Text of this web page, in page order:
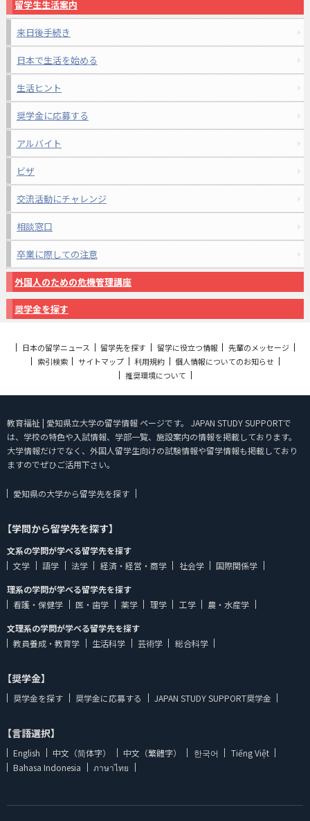
留学生生活案内
来日後手続き
日本で生活を始める
生活ヒント
奨学金に応募する
アルバイト
ビザ
交流活動にチャレンジ
相談窓口
卒業に際しての注意
外国人のための危機管理講座
奨学金を探す
日本の留学ニュース 留学先を探す 留学に役立つ情報
先輩のメッセージ
索引検索
サイトマップ 利用規約
個人情報についてのお知らせ
推奨環境について
教育福祉 | 愛知県立大学の留学情報 ページです。 JAPAN STUDY SUPPORTで
は、学校の特色や入試情報、学部一覧、施設案内の情報を掲載しております。
大学情報だけでなく、外国人留学生向けの試験情報や留学情報も掲載しており
ますのでぜひご活用下さい。
愛知県の大学から留学先を探す
【学問から留学先を探す】
文系の学問が学べる留学先を探す
文学
語学 法学 経済・経営・商学 社会学
国際関係学
理系の学問が学べる留学先を探す
看護・保健学
医・歯学 薬学 理学 工学
農・水産学
文理系の学問が学べる留学先を探す
教員養成・教育学
生活科学 芸術学 総合科学
【奨学金】
奨学金を探す 奨学金に応募する JAPAN STUDY SUPPORT奨学金
【言語選択】
English 中文（简体字） 中文（繁體字） 한국어
Tiếng Việt
Bahasa Indonesia
ภาษาไทย